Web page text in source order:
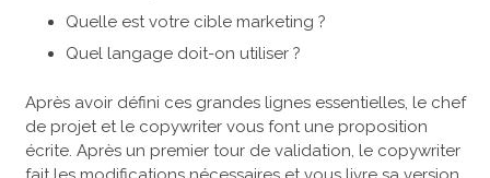
Quelle est votre cible marketing ?
Quel langage doit-on utiliser ?
Après avoir défini ces grandes lignes essentielles, le chef
de projet et le copywriter vous font une proposition
écrite. Après un premier tour de validation, le copywriter